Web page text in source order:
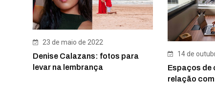
23 de maio de 2022
Denise Calazans: fotos para
levar na lembrança
14 de
Espaços de
relação